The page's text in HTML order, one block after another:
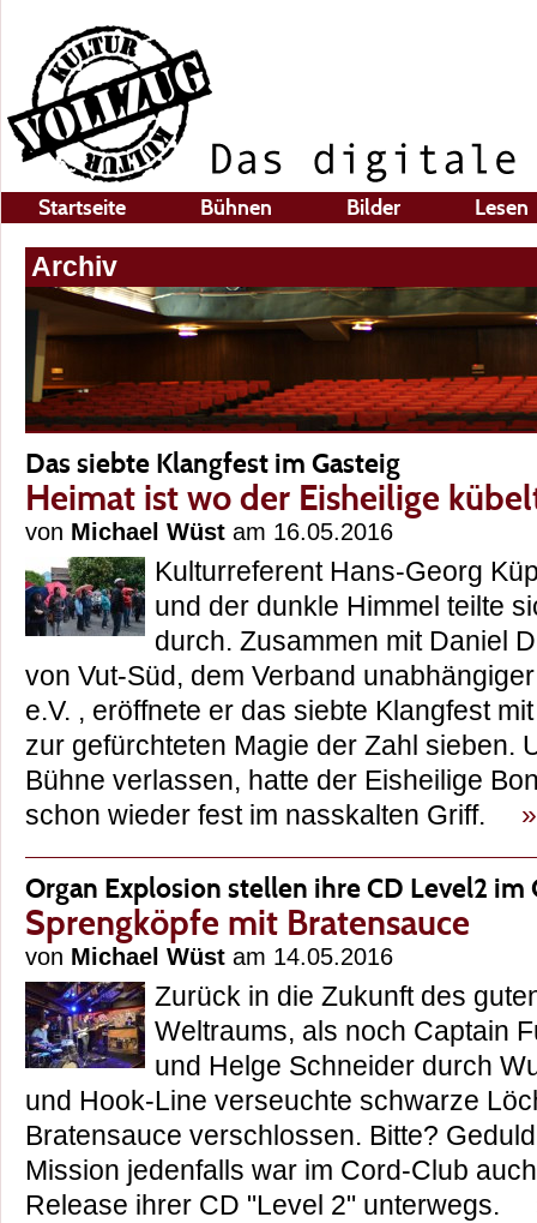
Startseite Bühnen Bilder Lesen
Archiv
Das siebte Klangfest im Gasteig
Heimat ist wo der Eisheilige
von Michael Wüst am 16.05.2016
Kulturreferent Hans-Georg
und der dunkle Himmel teilte
durch. Zusammen mit Daniel
von Vut-Süd, dem Verband
e.V. , eröffnete er das siebte Klangfest
zur gefürchteten Magie der Zahl sieben.
Bühne verlassen, hatte der Eisheilige
schon wieder fest im nasskalten Griff.
Organ Explosion stellen ihre CD Level2 im
Sprengköpfe mit Bratensauce
von Michael Wüst am 14.05.2016
Zurück in die Zukunft des
Weltraums, als noch Captain
und Helge Schneider durch
und Hook-Line verseuchte schwarze
Bratensauce verschlossen. Bitte?
Mission jedenfalls war im Cord-Club
Release ihrer CD "Level 2" unterwegs.